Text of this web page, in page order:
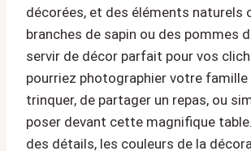
décorées, et des éléments naturels
branches de sapin ou des pommes
servir de décor parfait pour vos
pourriez photographier votre famille
trinquer, de partager un repas, ou
poser devant cette magnifique
des détails, les couleurs de la